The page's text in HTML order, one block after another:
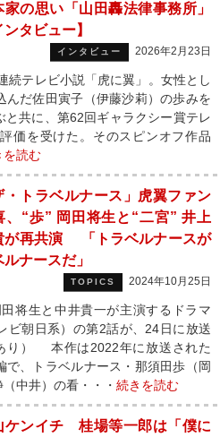
家の思い「山田轟法律事務所」
ンタビュー】
インタビュー 2026年2月23日
テレビ小説「虎に翼」。女性とし
んだ佐田寅子（伊藤沙莉）の歩みを
共に、第62回ギャラクシー賞テレ
価を受けた。そのスピンオフ作品
を読む
・トラベルナース」虎翼ファン
、“歩” 岡田将生と“二宮” 井上
が再共演 「トラベルナースが
ルナースだ」
TOPICS 2024年10月25日
将生と中井貴一が主演するドラマ
ビ朝日系）の第2話が、24日に放送
り） 本作は2022年に放送された
で、トラベルナース・那須田歩（岡
中井）の看・・・ 続きを読む
ケンイチ 桂場等一郎は「僕に